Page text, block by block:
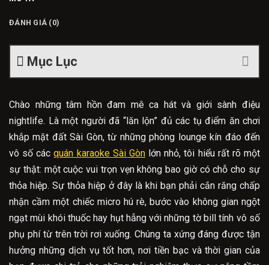
ĐÁNH GIÁ (0)
Mục Lục
Chào những tâm hồn đam mê ca hát và giới sành điệu
nightlife. Là một người đã “lăn lộn” đủ các tụ điểm ăn chơi
khắp mặt đất Sài Gòn, từ những phòng lounge kín đáo đến
vô số cácquán karaoke Sài Gònlớn nhỏ, tôi hiểu rất rõ một
sự thật: một cuộc vui trọn vẹn không bao giờ có chỗ cho sự
thỏa hiệp. Sự thỏa hiệp ở đây là khi bạn phải cắn răng chấp
nhận cầm một chiếc micro hú rè, bước vào không gian ngột
ngạt mùi khói thuốc hay hụt hẫng với những tờ bill tính vô số
phụ phí từ trên trời rơi xuống. Chúng ta xứng đáng được tận
hưởng những dịch vụ tốt hơn, nơi tiền bạc và thời gian của